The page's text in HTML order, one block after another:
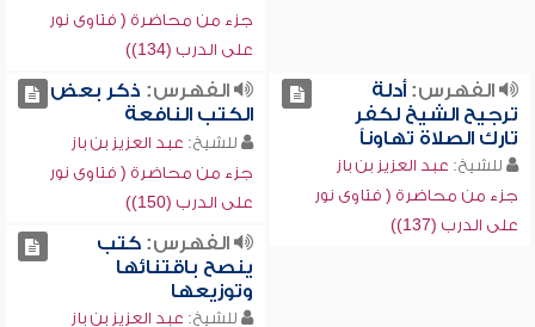
جزء من محاضرة ( فتاوى نور
على الدرب (134))
الفهرس:أدلة
ترجيح الشيخ لكفر
تارك الصلاة تهاوناً
للشيخ: عبد العزيز بن باز
جزء من محاضرة ( فتاوى نور
على الدرب (137))
الفهرس: ذكر بعض
الكتب النافعة
للشيخ: عبد العزيز بن باز
جزء من محاضرة ( فتاوى نور
على الدرب (150))
الفهرس:كتب
ينصح باقتنائها
وتوزيعها
للشيخ: عبد العزيز بن باز